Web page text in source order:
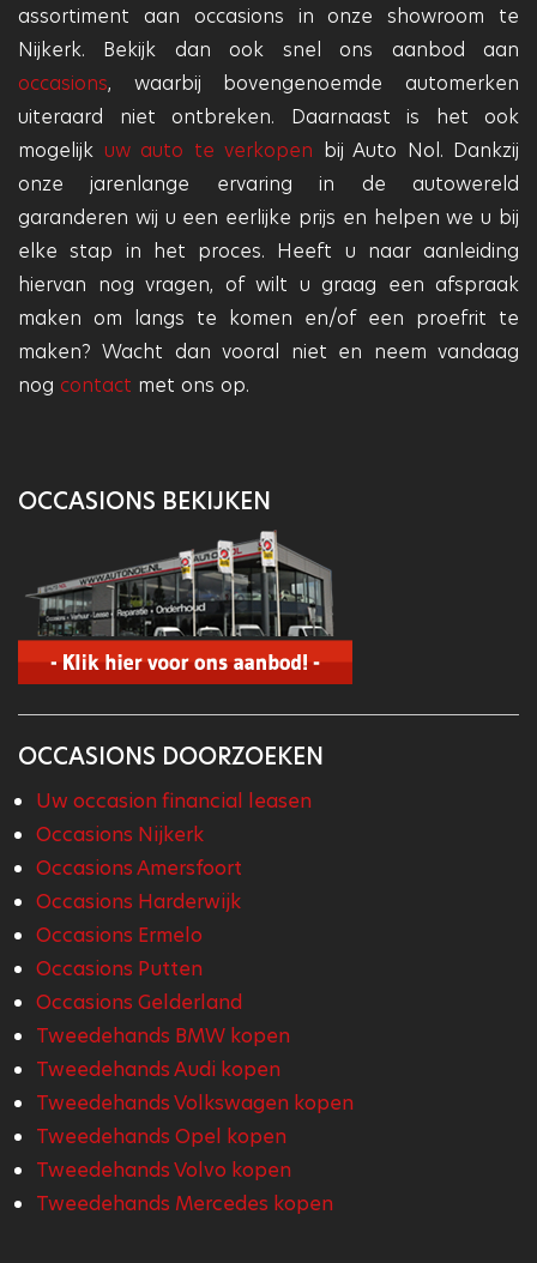
assortiment aan occasions in onze showroom te
Nijkerk. Bekijk dan ook snel ons aanbod aan
occasions, waarbij bovengenoemde automerken
uiteraard niet ontbreken. Daarnaast is het ook
mogelijk uw auto te verkopen bij Auto Nol. Dankzij
onze jarenlange ervaring in de autowereld
garanderen wij u een eerlijke prijs en helpen we u bij
elke stap in het proces. Heeft u naar aanleiding
hiervan nog vragen, of wilt u graag een afspraak
maken om langs te komen en/of een proefrit te
maken? Wacht dan vooral niet en neem vandaag
nog contact met ons op.
OCCASIONS BEKIJKEN
OCCASIONS DOORZOEKEN
Uw occasion financial leasen
Occasions Nijkerk
Occasions Amersfoort
Occasions Harderwijk
Occasions Ermelo
Occasions Putten
Occasions Gelderland
Tweedehands BMW kopen
Tweedehands Audi kopen
Tweedehands Volkswagen kopen
Tweedehands Opel kopen
Tweedehands Volvo kopen
Tweedehands Mercedes kopen